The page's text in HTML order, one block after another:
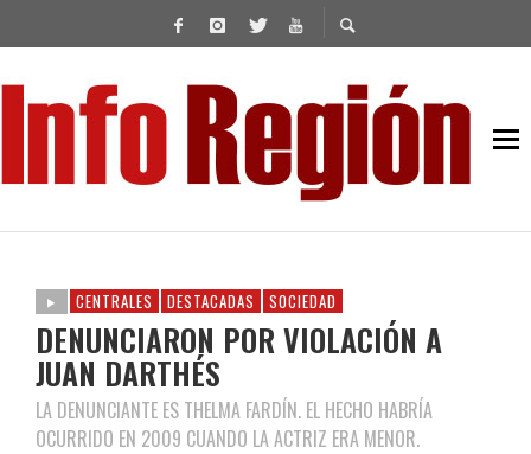
CENTRALES DESTACADAS SOCIEDAD
DENUNCIARON POR VIOLACIÓN A
JUAN DARTHÉS
LA DENUNCIANTE ES THELMA FARDÍN. EL HECHO HABRÍA
OCURRIDO EN 2009 CUANDO LA ACTRIZ ERA MENOR.